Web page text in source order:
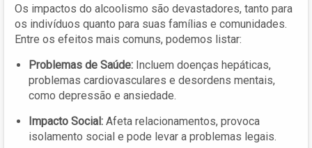
Os impactos do alcoolismo são devastadores, tanto para
os indivíduos quanto para suas famílias e comunidades.
Entre os efeitos mais comuns, podemos listar:
Problemas de Saúde: Incluem doenças hepáticas,
problemas cardiovasculares e desordens mentais,
como depressão e ansiedade.
Impacto Social: Afeta relacionamentos, provoca
isolamento social e pode levar a problemas legais.